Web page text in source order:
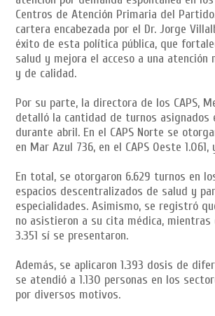
Centros de Atención Primaria del
cartera encabezada por el Dr. Jorge
éxito de esta política pública, que
salud y mejora el acceso a una atención
y de calidad.
Por su parte, la directora de los CAPS,
detalló la cantidad de turnos asignados
durante abril. En el CAPS Norte se
en Mar Azul 736, en el CAPS Oeste 1.061,
En total, se otorgaron 6.629 turnos en
espacios descentralizados de salud y
especialidades. Asimismo, se registró
no asistieron a su cita médica, mientras
3.351 sí se presentaron.
Además, se aplicaron 1.393 dosis de
se atendió a 1.130 personas en los
por diversos motivos.